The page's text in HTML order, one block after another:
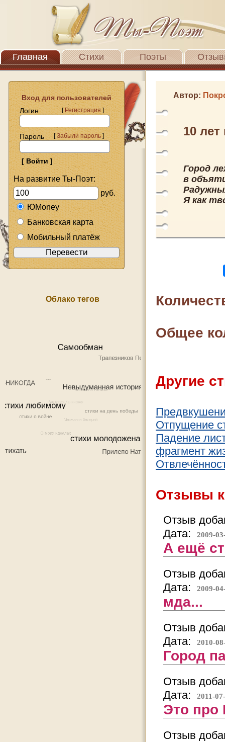
Главная Стихи Поэты
Вход для пользователей
Логин
[Регистрация]
Пароль [Забыли пароль]
На развитие Ты-Поэт:
руб.
ЮMoney
Банковская карта
Мобильный платёж
Облако тегов
Автор:
10 лет
Город
в
Я как
Общее
Другие
Отпущение
Падение
фрагмент
Отзывы
Отзыв
Дата:
2009-
А ещё
Отзыв
Дата:
2009-
мда...
Отзыв
Дата:
2010-
Город
Отзыв
Дата:
2011-
Это про
Отзыв